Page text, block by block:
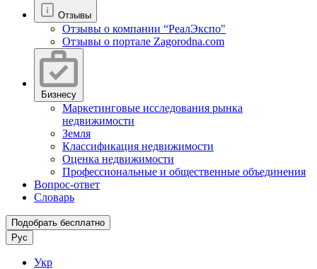
Отзывы
Отзывы о компании “РеалЭкспо"
Отзывы о портале Zagorodna.com
Бизнесу
Маркетинговые исследования рынка
недвижимости
Земля
Классификация недвижимости
Оценка недвижимости
Профессиональные и общественные объединения
Вопрос-ответ
Словарь
Подобрать бесплатно
Рус
Укр